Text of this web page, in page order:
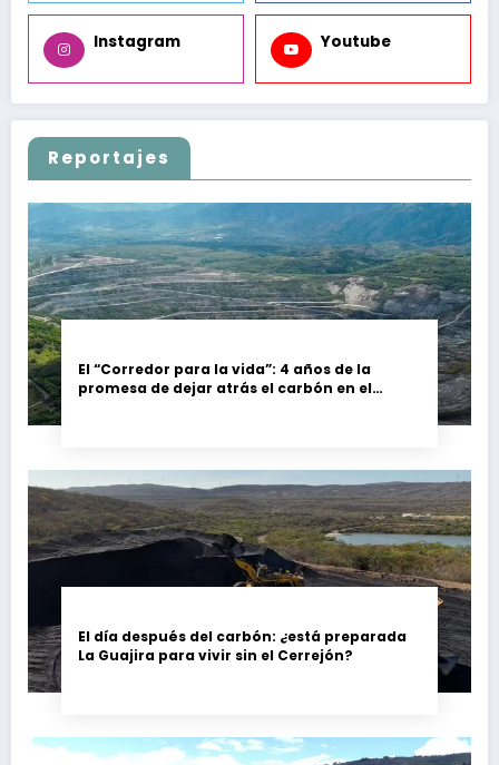
Instagram Youtube
Reportajes
El “Corredor para la vida”: 4 años de la
promesa de dejar atrás el carbón en el
El día después del carbón: ¿está preparada
La Guajira para vivir sin el Cerrejón?